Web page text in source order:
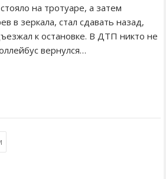
на тротуаре, а затем
в зеркала, стал сдавать назад,
к остановке. В ДТП никто не
вернулся…